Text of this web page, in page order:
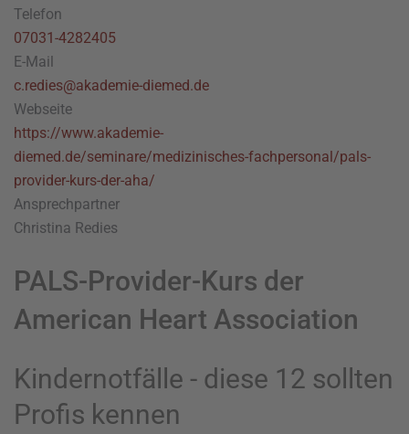
Telefon
07031-4282405
E-Mail
c.redies@akademie-diemed.de
Webseite
https://www.akademie-
diemed.de/seminare/medizinisches-fachpersonal/pals-
provider-kurs-der-aha/
Ansprechpartner
Christina Redies
PALS-Provider-Kurs der
American Heart Association
Kindernotfälle - diese 12 sollten
Profis kennen